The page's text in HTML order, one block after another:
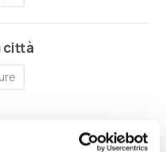
città